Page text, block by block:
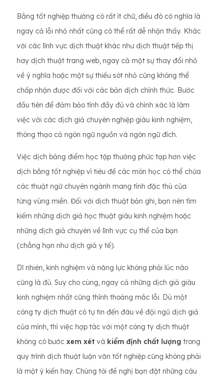
Bằng tốt nghiệp thường có rất ít chữ, điều đó có nghĩa là
ngay cả lỗi nhỏ nhất cũng có thể rất dễ nhận thấy. Khác
với các lĩnh vực dịch thuật khác như dịch thuật tiếp thị
hay dịch thuật trang web, ngay cả một sự thay đổi nhỏ
về ý nghĩa hoặc một sự thiếu sót nhỏ cũng không thể
chấp nhận được đối với các bản dịch chính thức. Bước
đầu tiên để đảm bảo tính đầy đủ và chính xác là làm
việc với các dịch giả chuyên nghiệp giàu kinh nghiệm,
thông thạo cả ngôn ngữ nguồn và ngôn ngữ đích.
Việc dịch bảng điểm học tập thường phức tạp hơn việc
dịch bằng tốt nghiệp vì tiêu đề các môn học có thể chứa
các thuật ngữ chuyên ngành mang tính đặc thù của
từng vùng miền. Đối với dịch thuật bản ghi, bạn nên tìm
kiếm những dịch giả học thuật giàu kinh nghiệm hoặc
những dịch giả chuyên về lĩnh vực cụ thể của bạn
(chẳng hạn như dịch giả y tế).
Dĩ nhiên, kinh nghiệm và năng lực không phải lúc nào
cũng là đủ. Suy cho cùng, ngay cả những dịch giả giàu
kinh nghiệm nhất cũng thỉnh thoảng mắc lỗi. Dù một
công ty dịch thuật có tự tin đến đâu về đội ngũ dịch giả
của mình, thì việc hợp tác với một công ty dịch thuật
không có bước xem xét và kiểm định chất lượng trong
quy trình dịch thuật luận văn tốt nghiệp cũng không phải
là một ý kiến ​​hay. Chúng tôi đề nghị bạn đặt những câu